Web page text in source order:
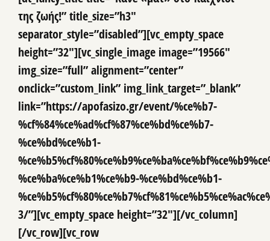
της ζωής!” title_size=”h3″
separator_style=”disabled”][vc_empty_space
height=”32″][vc_single_image image=”19566″
img_size=”full” alignment=”center”
onclick=”custom_link” img_link_target=”_blank”
link=”https://apofasizo.gr/event/%ce%b7-
%cf%84%ce%ad%cf%87%ce%bd%ce%b7-
%ce%bd%ce%b1-
%ce%ba%ce%b1%ce%b9-%ce%bd%ce%b1-
3/”][vc_empty_space height=”32″][/vc_column]
[/vc_row][vc_row